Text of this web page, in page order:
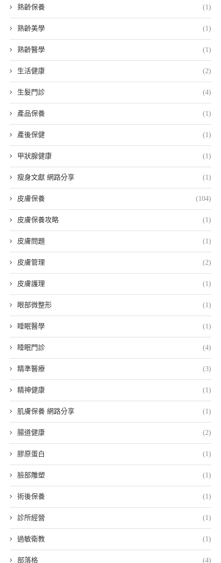
熟齡保養 (1)
熟齡美學 (1)
熟齡醫學 (1)
生活健康 (2)
生髮門診 (4)
產品保養 (1)
產後保健 (1)
甲狀腺健康 (1)
瘦身文獻 網路分享 (1)
皮膚保養 (104)
皮膚保養攻略 (1)
皮膚問題 (1)
皮膚管理 (2)
皮膚護理 (1)
眼部微整形 (1)
睡眠醫學 (1)
睡眠門診 (4)
精準醫療 (3)
精神健康 (1)
肌膚保養 網路分享 (1)
腸道健康 (2)
膠原蛋白 (1)
臉部雕塑 (1)
術後保養 (1)
診所經營 (1)
過敏衛教 (1)
部落格 (4)